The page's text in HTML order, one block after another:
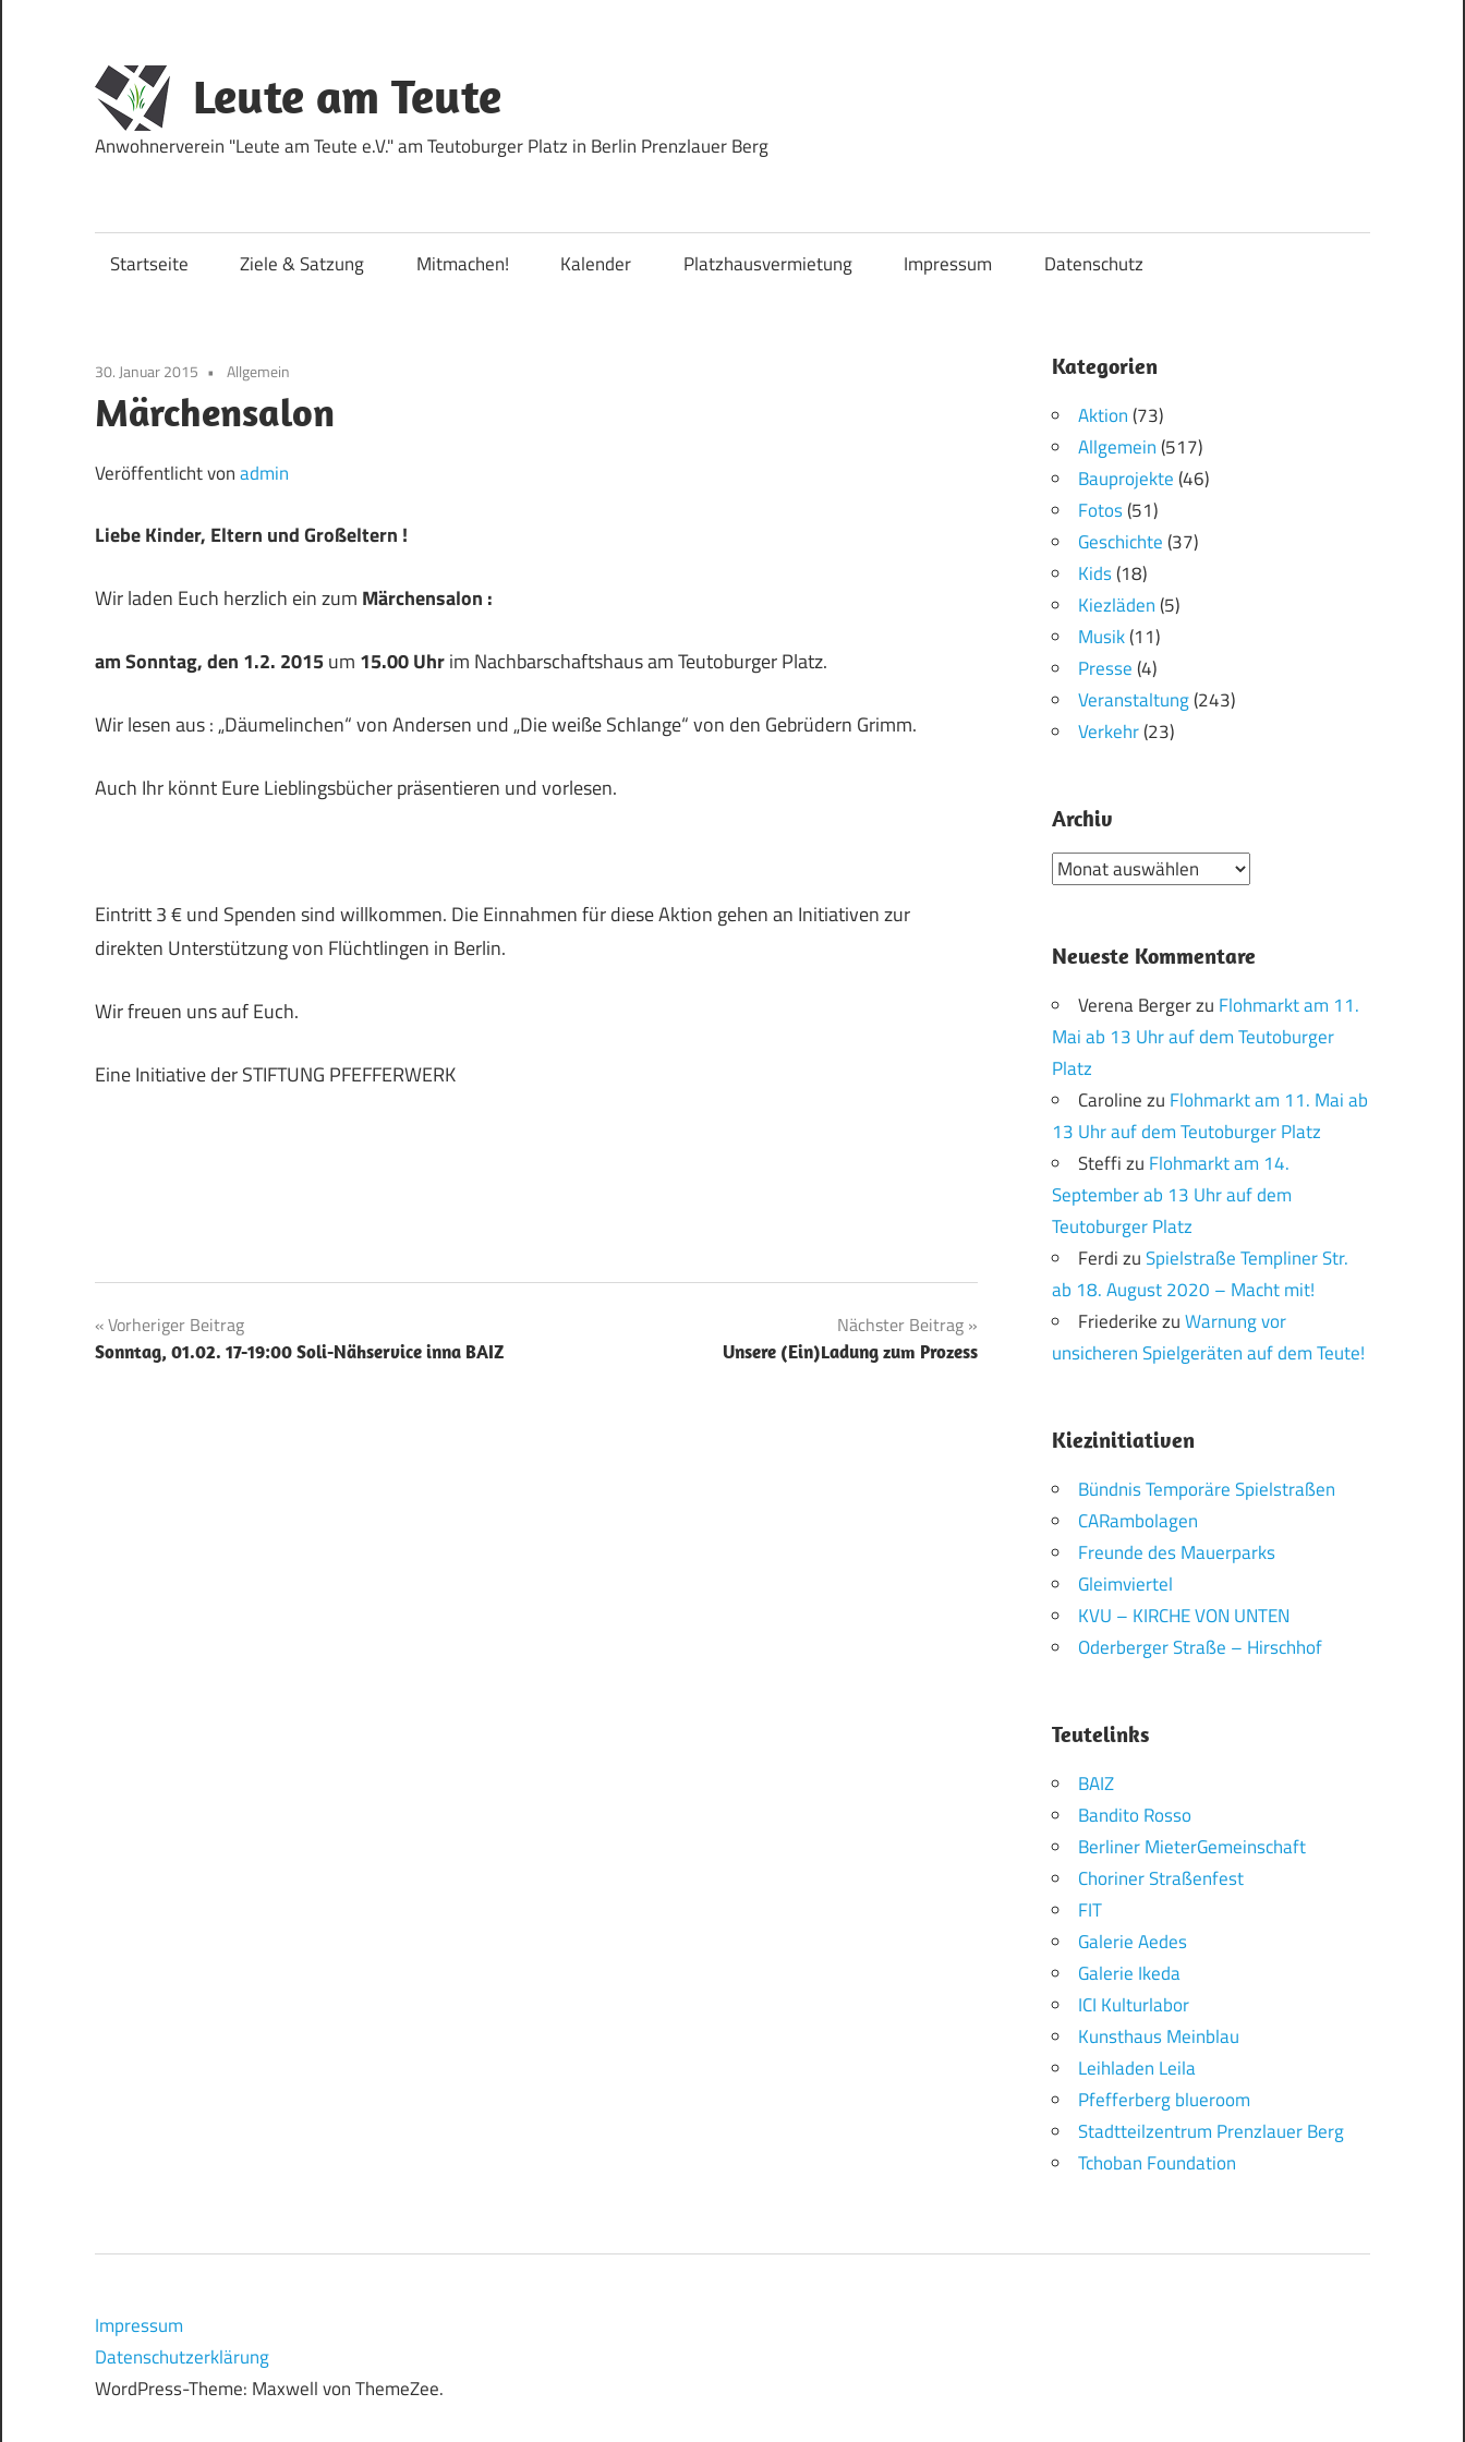
springen
Leute am Teute
Anwohnerverein "Leute am Teute e.V." am Teutoburger Platz in Berlin Prenzlauer Berg
Startseite Ziele & Satzung Mitmachen! Kalender Platzhausvermietung Impressum Datenschutz
30. Januar 2015 Allgemein
Märchensalon
Veröffentlicht vonadmin
Liebe Kinder, Eltern und Großeltern !
Wir laden Euch herzlich ein zum Märchensalon :
am Sonntag, den 1.2. 2015um 15.00 Uhrim Nachbarschaftshaus am Teutoburger Platz.
Wir lesen aus : „Däumelinchen“ von Andersen und „Die weiße Schlange“ von den Gebrüdern Grimm.
Auch Ihr könnt Eure Lieblingsbücher präsentieren und vorlesen.
Eintritt 3 € und Spenden sind willkommen. Die Einnahmen für diese Aktion gehen an Initiativen zur
direkten Unterstützung von Flüchtlingen in Berlin.
Wir freuen uns auf Euch.
Eine Initiative der STIFTUNG PFEFFERWERK
Beitragsnavigation
Vorheriger Beitrag
Sonntag, 01.02. 17-19:00 Soli-Nähservice inna BAIZ
Nächster Beitrag
Unsere (Ein)Ladung zum Prozess
Kategorien
Aktion(73)
Allgemein(517)
Bauprojekte(46)
Fotos(51)
Geschichte(37)
Kids(18)
Kiezläden(5)
Musik(11)
Presse(4)
Veranstaltung(243)
Verkehr(23)
Archiv
Archiv
Neueste Kommentare
Verena Bergerzu Flohmarkt am 11.
Mai ab 13 Uhr auf dem Teutoburger
Platz
Carolinezu Flohmarkt am 11. Mai ab
13 Uhr auf dem Teutoburger Platz
Steffizu Flohmarkt am 14.
September ab 13 Uhr auf dem
Teutoburger Platz
FerdizuSpielstraße Templiner Str.
ab 18. August 2020 – Macht mit!
FriederikezuWarnung vor
unsicheren Spielgeräten auf dem Teute!
Kiezinitiativen
Bündnis Temporäre Spielstraßen
CARambolagen
Freunde des Mauerparks
Gleimviertel
KVU – KIRCHE VON UNTEN
Oderberger Straße – Hirschhof
Teutelinks
BAIZ
Bandito Rosso
Berliner MieterGemeinschaft
Choriner Straßenfest
FIT
Galerie Aedes
Galerie Ikeda
ICI Kulturlabor
Kunsthaus Meinblau
Leihladen Leila
Pfefferberg blueroom
Stadtteilzentrum Prenzlauer Berg
Tchoban Foundation
Impressum
Datenschutzerklärung
WordPress-Theme: Maxwell von ThemeZee.